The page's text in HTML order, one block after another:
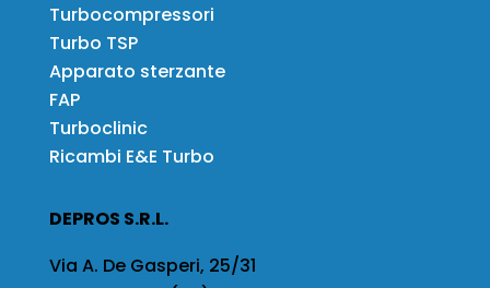
Turbocompressori
Turbo TSP
Apparato sterzante
FAP
Turboclinic
Ricambi E&E Turbo
DEPROS S.R.L.
Via A. De Gasperi, 25/31